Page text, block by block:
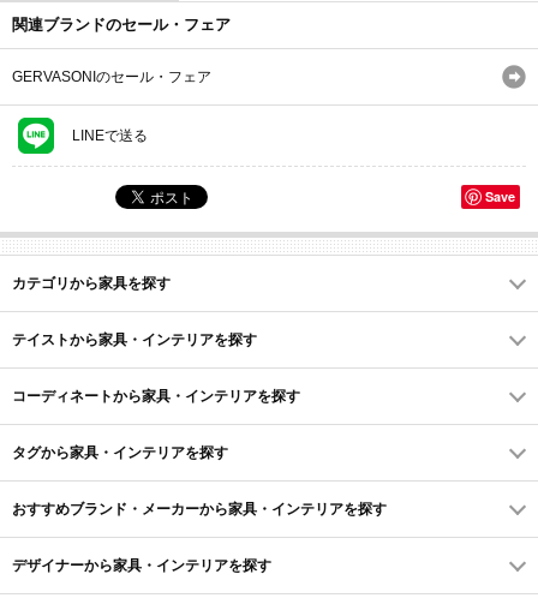
関連ブランドのセール・フェア
GERVASONIのセール・フェア
LINEで送る
Save
カテゴリから家具を探す
テイストから家具・インテリアを探す
コーディネートから家具・インテリアを探す
タグから家具・インテリアを探す
おすすめブランド・メーカーから家具・インテリアを探す
デザイナーから家具・インテリアを探す